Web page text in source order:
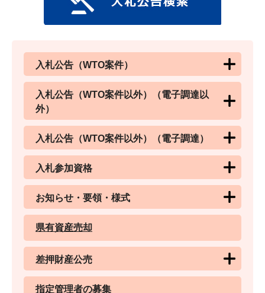
入札公告（WTO案件）
入札公告（WTO案件以外）（電子調達以
外）
入札公告（WTO案件以外）（電子調達）
入札参加資格
お知らせ・要領・様式
県有資産売却
差押財産公売
指定管理者の募集